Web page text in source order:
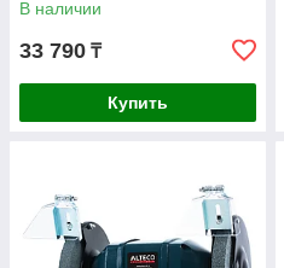
В наличии
33 790 ₸
Купить